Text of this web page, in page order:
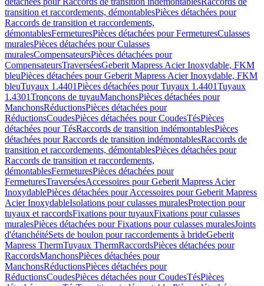
transition et raccordements, démontablesPièces détachées pour
Raccords de transition et raccordements,
démontablesFermeturesPièces détachées pour FermeturesCulasses
muralesPièces détachées pour Culasses
muralesCompensateursPièces détachées pour
CompensateursTraverséesGeberit Mapress Acier Inoxydable, FKM
bleuPièces détachées pour Geberit Mapress Acier Inoxydable, FKM
bleuTuyaux 1.4401Pièces détachées pour Tuyaux 1.4401Tuyaux
1.4301Tronçons de tuyauManchonsPièces détachées pour
ManchonsRéductionsPièces détachées pour
RéductionsCoudesPièces détachées pour CoudesTésPièces
détachées pour TésRaccords de transition indémontablesPièces
détachées pour Raccords de transition indémontablesRaccords de
transition et raccordements, démontablesPièces détachées pour
Raccords de transition et raccordements,
démontablesFermeturesPièces détachées pour
FermeturesTraverséesAccessoires pour Geberit Mapress Acier
InoxydablePièces détachées pour Accessoires pour Geberit Mapress
Acier InoxydableIsolations pour culasses muralesProtection pour
tuyaux et raccordsFixations pour tuyauxFixations pour culasses
muralesPièces détachées pour Fixations pour culasses muralesJoints
d'étanchéitéSets de boulon pour raccordements à brideGeberit
Mapress ThermTuyaux ThermRaccordsPièces détachées pour
RaccordsManchonsPièces détachées pour
ManchonsRéductionsPièces détachées pour
RéductionsCoudesPièces détachées pour CoudesTésPièces